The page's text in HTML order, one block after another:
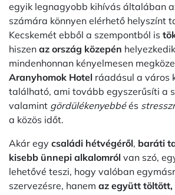
egyik legnagyobb kihívás általában
számára könnyen elérhető helyszínt
Kecskemét ebből a szempontból is
hiszen az ország közepén
mindenhonnan kényelmesen
Aranyhomok Hotel ráadásul a város
található, ami tovább egyszerűsíti a
valamint gördülékenyebbéés
a közös időt.
Akár egy családi hétvégéről, baráti
kisebb ünnepi alkalomról van szó,
lehetővé teszi, hogy valóban
szervezésre, hanem az együtt töltött,